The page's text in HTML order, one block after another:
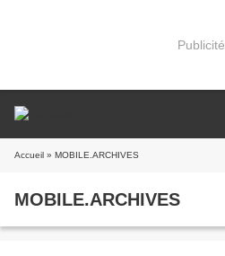
Publicité
Accueil » MOBILE.ARCHIVES
MOBILE.ARCHIVES